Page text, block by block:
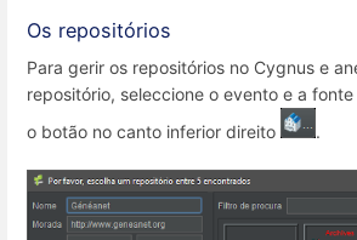
Os repositórios
Para gerir os repositórios no Cygnus e
repositório, seleccione o evento e a
o botão no canto inferior direito
.